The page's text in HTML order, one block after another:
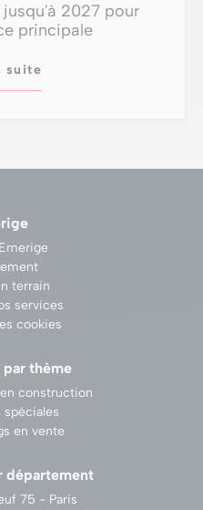
2027 pour
principale
suite
terrain
services
cookies
par thème
construction
spéciales
en vente
département
75 - Paris